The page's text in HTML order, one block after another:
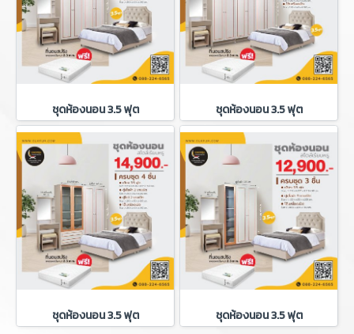
ชุดห้องนอน 3.5 ฟุต ชุดห้องนอน 3.5 ฟุต
ชุดห้องนอน 3.5 ฟุต ชุดห้องนอน 3.5 ฟุต